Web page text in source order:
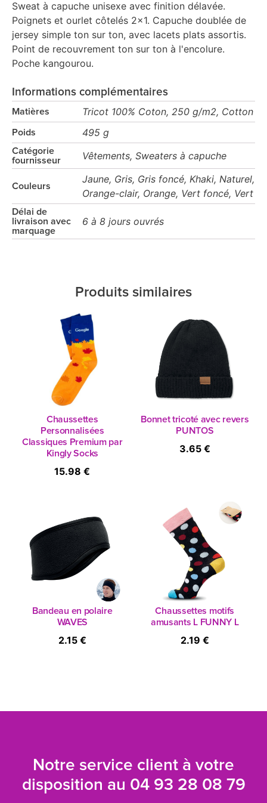
Sweat à capuche unisexe avec finition délavée.
Poignets et ourlet côtelés 2x1. Capuche doublée de
jersey simple ton sur ton, avec lacets plats assortis.
Point de recouvrement ton sur ton à l'encolure.
Poche kangourou.
Informations complémentaires
Matières Tricot 100% Coton, 250 g/m2, Cotton
Poids 495 g
Catégorie
fournisseur
Vêtements, Sweaters à capuche
Couleurs
Jaune, Gris, Gris foncé, Khaki, Naturel,
Orange-clair, Orange, Vert foncé, Vert
Délai de
livraison avec
marquage
6 à 8 jours ouvrés
Produits similaires
Chaussettes
Personnalisées
Classiques Premium par
Kingly Socks
15.98 €
Bonnet tricoté avec revers
PUNTOS
3.65 €
Bandeau en polaire
WAVES
2.15 €
Chaussettes motifs
amusants L FUNNY L
2.19 €
Notre service client à votre
disposition au 04 93 28 08 79